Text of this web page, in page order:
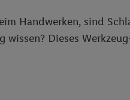
Handwerken, sind
wissen? Dieses